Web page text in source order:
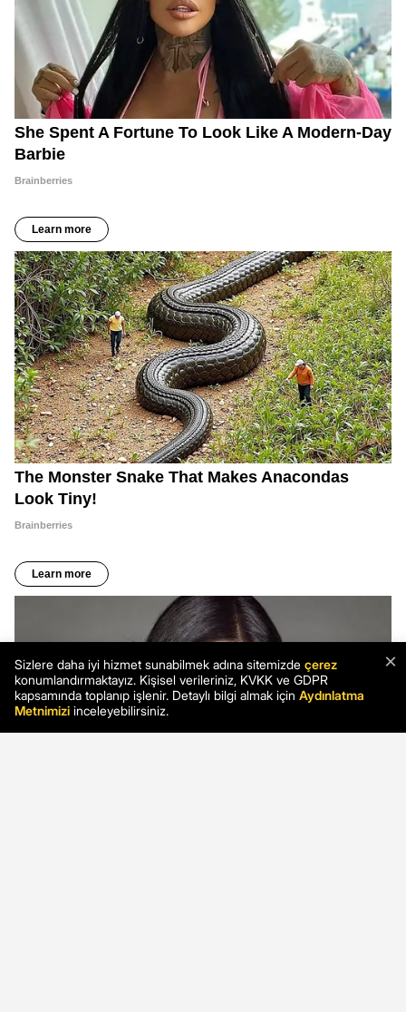
×
Sizlere daha iyi hizmet sunabilmek adına sitemizde çerez
konumlandırmaktayız. Kişisel verileriniz, KVKK ve GDPR
kapsamında toplanıp işlenir. Detaylı bilgi almak için Aydınlatma
Metnimizi inceleyebilirsiniz.